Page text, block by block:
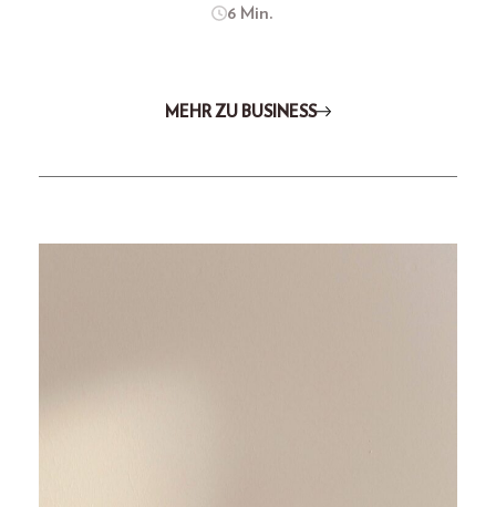
6 Min.
MEHR ZU BUSINESS